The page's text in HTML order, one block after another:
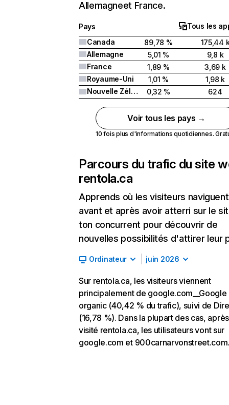
Allemagneet France.
Pays
Tous les
Canada
89,78 %
175,44
Allemagne
5,01 %
9,8 k
France
1,89 %
3,69 k
Royaume-Uni
1,01 %
1,98 k
Nouvelle Zélande
0,32 % 624
Voir tous les pays →
10 fois plus d'informations quotidiennes.
Parcours du trafic du site
rentola.ca
Apprends où les visiteurs naviguent
avant et après avoir atterri sur le
ton concurrent pour découvrir de
nouvelles possibilités d'attirer leur
Ordinateur juin 2026
Sur rentola.ca, les visiteurs viennent
principalement de google.com__Google
organic (40,42 % du trafic), suivi de
(16,78 %). Dans la plupart des cas,
visité rentola.ca, les utilisateurs vont sur
google.com et